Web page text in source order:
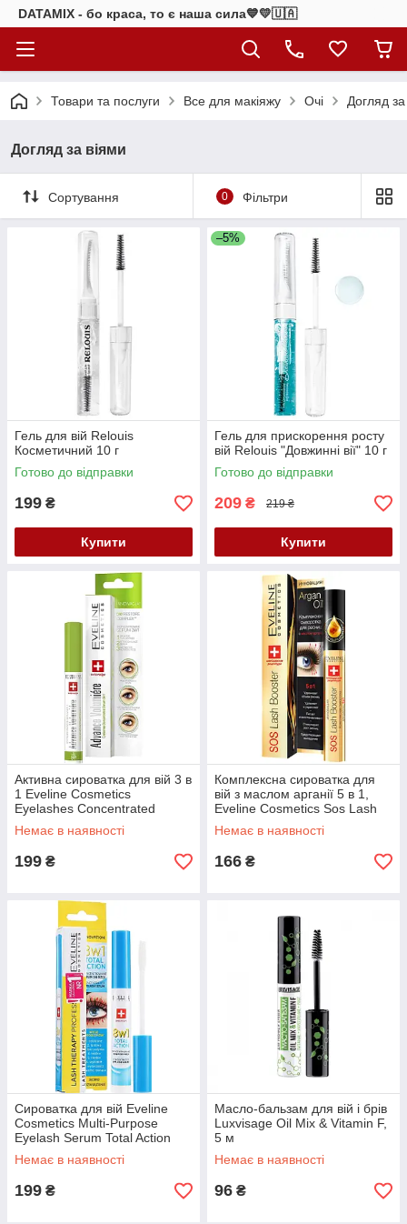
DATAMIX - бо краcа, то є наша сила​💙💛🇺🇦​
Товари та послуги Все для макіяжу Очі Догляд
Догляд за віями
Сортування 0 Фільтри
Гель для вій Relouis
Косметичний 10 г
Готово до відправки
199 ₴
Купити
–5%
Гель для прискорення росту
вій Relouis "Довжинні вії" 10 г
Готово до відправки
209 ₴ 219 ₴
Купити
Активна сироватка для вій 3 в
1 Eveline Cosmetics
Eyelashes Concentrated
Serum Mascara Primer 3 In 1
Немає в наявності
199 ₴
Комплексна сироватка для
вій з маслом арганії 5 в 1,
Eveline Cosmetics Sos Lash
Booster
Немає в наявності
166 ₴
Сироватка для вій Eveline
Cosmetics Multi-Purpose
Eyelash Serum Total Action
8in1
Немає в наявності
199 ₴
Масло-бальзам для вій і брів
Luxvisage Oil Mix & Vitamin F,
5 м
Немає в наявності
96 ₴